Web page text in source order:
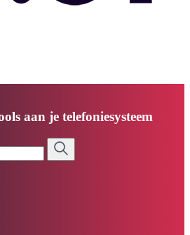
aan je telefoniesysteem